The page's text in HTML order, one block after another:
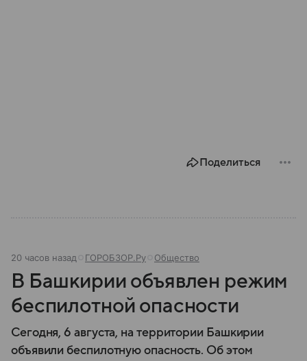
Поделиться
20 часов назад ГОРОБЗОР.Ру Общество
В Башкирии объявлен режим
беспилотной опасности
Сегодня, 6 августа, на территории Башкирии
объявили беспилотную опасность. Об этом